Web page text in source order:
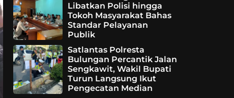
Libatkan Polisi hingga
Tokoh Masyarakat Bahas
Standar Pelayanan
Publik
Satlantas Polresta
Bulungan Percantik Jalan
Sengkawit, Wakil Bupati
Turun Langsung Ikut
Pengecatan Median